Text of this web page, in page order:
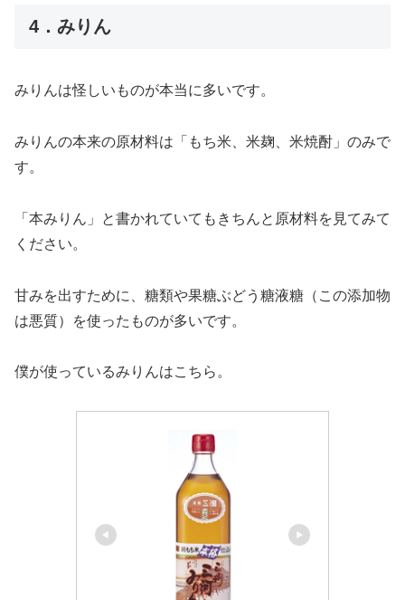
4．みりん
みりんは怪しいものが本当に多いです。
みりんの本来の原材料は「もち米、米麹、米焼酎」のみで
す。
「本みりん」と書かれていてもきちんと原材料を見てみて
ください。
甘みを出すために、糖類や果糖ぶどう糖液糖（この添加物
は悪質）を使ったものが多いです。
僕が使っているみりんはこちら。